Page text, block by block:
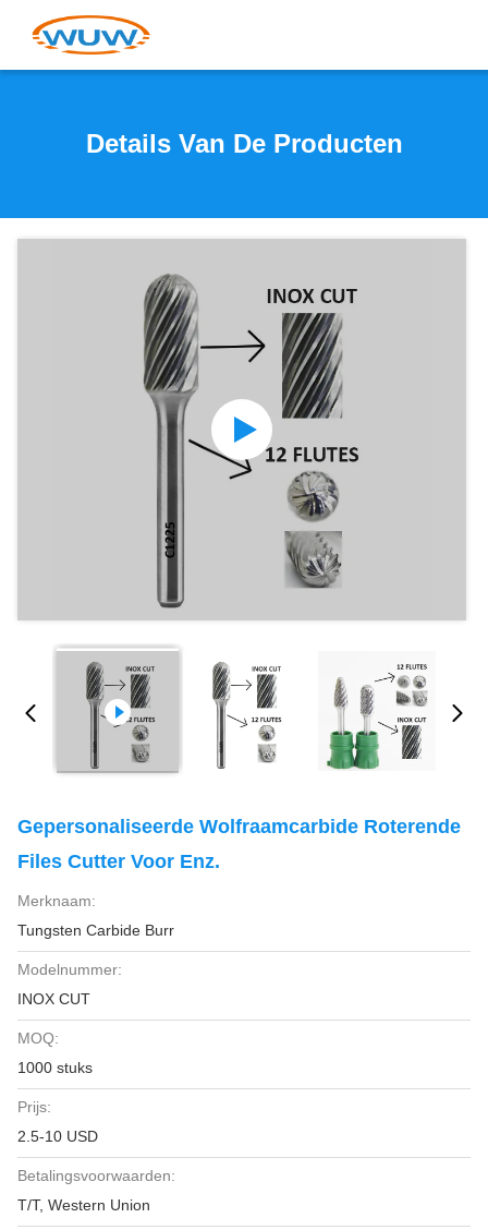
Details Van De Producten
Gepersonaliseerde Wolfraamcarbide Roterende
Files Cutter Voor Enz.
Merknaam:
Tungsten Carbide Burr
Modelnummer:
INOX CUT
MOQ:
1000 stuks
Prijs:
2.5-10 USD
Betalingsvoorwaarden:
T/T, Western Union